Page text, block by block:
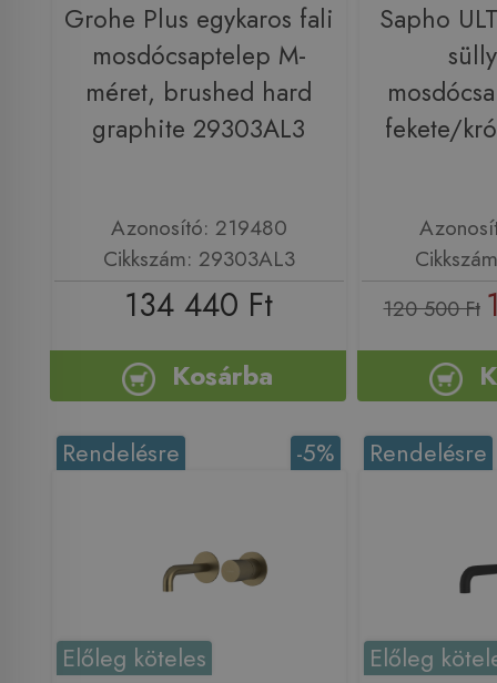
Grohe Plus egykaros fali
mosdócsaptelep M-
méret, brushed hard
graphite 29303AL3
Azonosító: 219480
Cikkszám: 29303AL3
134 440 Ft
Kosárba
Sapho
fekete/
120 500 Ft
-5%
Rendelésre
Előleg köteles
Rendelésre
Előleg